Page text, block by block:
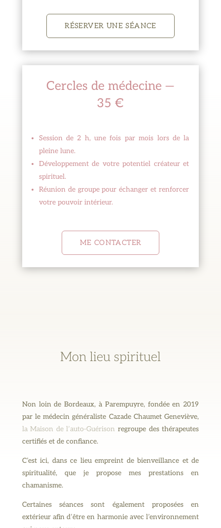
RÉSERVER UNE SÉANCE
Cercles de médecine —
35 €
Session de 2 h, une fois par mois lors de la
pleine lune.
Développement de votre potentiel créateur et
spirituel.
Réunion de groupe pour échanger et renforcer
votre pouvoir intérieur.
ME CONTACTER
Mon lieu spirituel
Non loin de Bordeaux, à Parempuyre, fondée en 2019
par le médecin généraliste Cazade Chaumet Geneviève,
la Maison de l’auto-Guérisonregroupe des thérapeutes
certifiés et de confiance.
C’est ici, dans ce lieu empreint de bienveillance et de
spiritualité, que je propose mes prestations en
chamanisme.
Certaines séances sont également proposées en
extérieur afin d’être en harmonie avec l’environnement